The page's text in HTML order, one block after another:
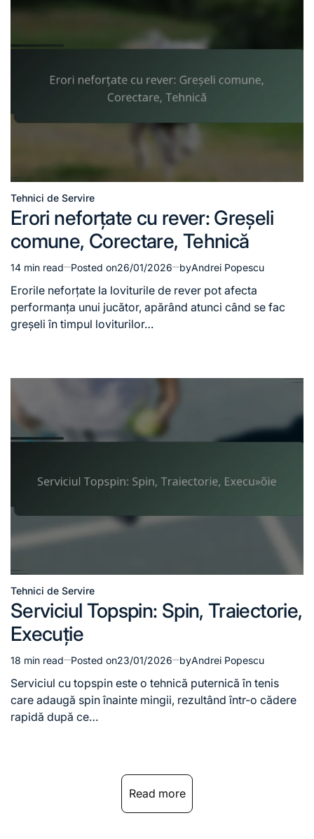
Posted
in
Tehnici de Servire
Erori neforțate cu rever: Greșeli
comune, Corectare, Tehnică
Estimated
read
time
14 min read Posted on26/01/2026 byAndrei Popescu
Erorile neforțate la loviturile de rever pot afecta
performanța unui jucător, apărând atunci când se fac
greșeli în timpul loviturilor…
Posted
in
Tehnici de Servire
Serviciul Topspin: Spin, Traiectorie,
Execuție
Estimated
read
time
18 min read Posted on23/01/2026 byAndrei Popescu
Serviciul cu topspin este o tehnică puternică în tenis
care adaugă spin înainte mingii, rezultând într-o cădere
rapidă după ce…
Read more